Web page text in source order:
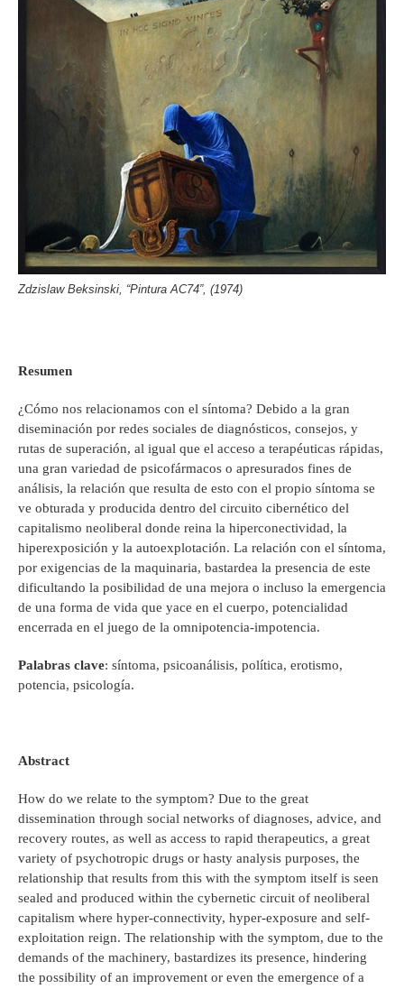
Zdzislaw Beksinski, “Pintura AC74”, (1974)
Resumen
¿Cómo nos relacionamos con el síntoma? Debido a la gran
diseminación por redes sociales de diagnósticos, consejos, y
rutas de superación, al igual que el acceso a terapéuticas rápidas,
una gran variedad de psicofármacos o apresurados fines de
análisis, la relación que resulta de esto con el propio síntoma se
ve obturada y producida dentro del circuito cibernético del
capitalismo neoliberal donde reina la hiperconectividad, la
hiperexposición y la autoexplotación. La relación con el síntoma,
por exigencias de la maquinaria, bastardea la presencia de este
dificultando la posibilidad de una mejora o incluso la emergencia
de una forma de vida que yace en el cuerpo, potencialidad
encerrada en el juego de la omnipotencia-impotencia.
Palabras clave: síntoma, psicoanálisis, política, erotismo,
potencia, psicología.
Abstract
How do we relate to the symptom? Due to the great
dissemination through social networks of diagnoses, advice, and
recovery routes, as well as access to rapid therapeutics, a great
variety of psychotropic drugs or hasty analysis purposes, the
relationship that results from this with the symptom itself is seen
sealed and produced within the cybernetic circuit of neoliberal
capitalism where hyper-connectivity, hyper-exposure and self-
exploitation reign. The relationship with the symptom, due to the
demands of the machinery, bastardizes its presence, hindering
the possibility of an improvement or even the emergence of a